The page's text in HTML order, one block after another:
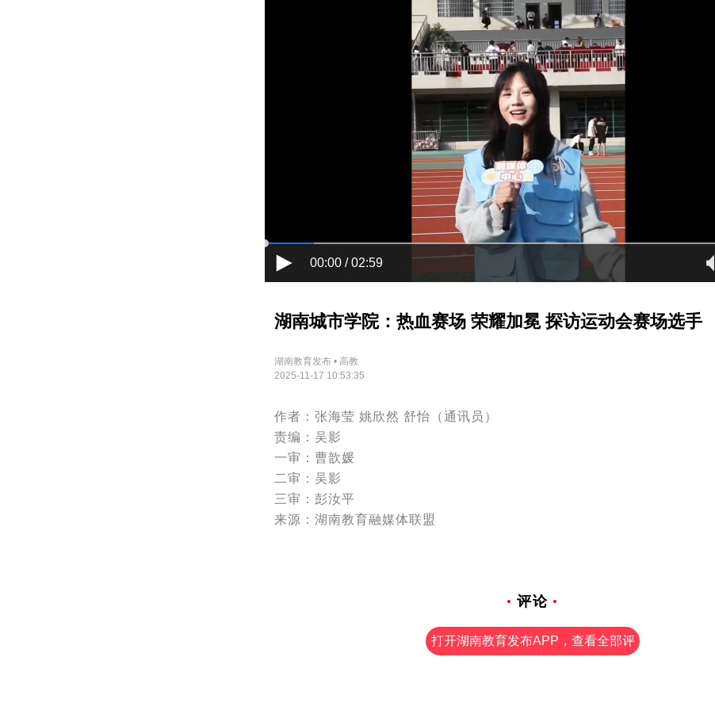
00:00 / 02:59
湖南城市学院：热血赛场 荣耀加冕 探访运动会赛场选手
湖南教育发布 • 高教
2025-11-17 10:53:35
作者：张海莹 姚欣然 舒怡（通讯员）
责编：吴影
一审：曹歆媛
二审：吴影
三审：彭汝平
来源：湖南教育融媒体联盟
评论
打开湖南教育发布APP，查看全部评